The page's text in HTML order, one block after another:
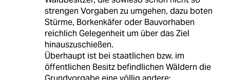
strengen Vorgaben zu umgehen, dazu boten
Stürme, Borkenkäfer oder Bauvorhaben
reichlich Gelegenheit um über das Ziel
hinauszuschießen.
Überhaupt ist bei staatlichen bzw. im
öffentlichen Besitz befindlichen Wäldern die